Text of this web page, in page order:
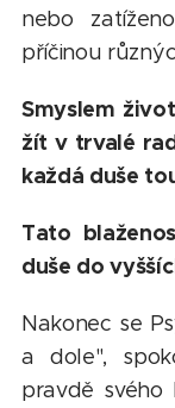
nebo
příčinou
Smyslem
žít v trvalé
každá duše
Tato
duše do
Nakonec se
a dole",
pravdě